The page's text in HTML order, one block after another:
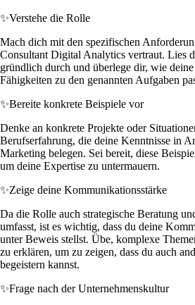
✨Verstehe die Rolle
Mach dich mit den spezifischen
Consultant Digital Analytics vertraut. Lies
gründlich durch und überlege dir, wie
Fähigkeiten zu den genannten Aufgaben
✨Bereite konkrete Beispiele vor
Denke an konkrete Projekte oder
Berufserfahrung, die deine Kenntnisse in
Marketing belegen. Sei bereit, diese
um deine Expertise zu untermauern.
✨Zeige deine Kommunikationsstärke
Da die Rolle auch strategische Beratung
umfasst, ist es wichtig, dass du deine
unter Beweis stellst. Übe, komplexe
zu erklären, um zu zeigen, dass du auch
begeistern kannst.
✨Frage nach der Unternehmenskultur